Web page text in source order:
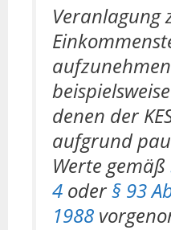
Veranlagung
denen der
aufgrund
Werte gemäß
4 oder§ 93
1988